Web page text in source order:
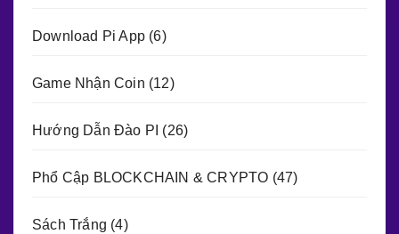
Download Pi App (6)
Game Nhận Coin (12)
Hướng Dẫn Đào PI (26)
Phổ Cập BLOCKCHAIN & CRYPTO (47)
Sách Trắng (4)